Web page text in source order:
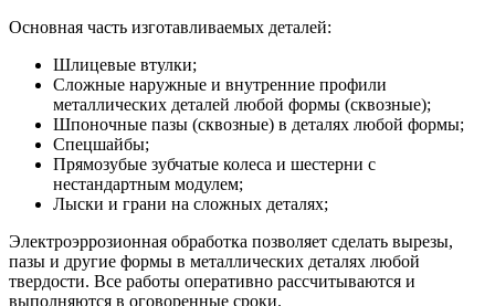
Основная часть изготавливаемых деталей:
Шлицевые втулки;
Сложные наружные и внутренние профили
металлических деталей любой формы (сквозные);
Шпоночные пазы (сквозные) в деталях любой формы;
Спецшайбы;
Прямозубые зубчатые колеса и шестерни с
нестандартным модулем;
Лыски и грани на сложных деталях;
Электроэррозионная обработка позволяет сделать вырезы,
пазы и другие формы в металлических деталях любой
твердости. Все работы оперативно рассчитываются и
выполняются в оговоренные сроки.